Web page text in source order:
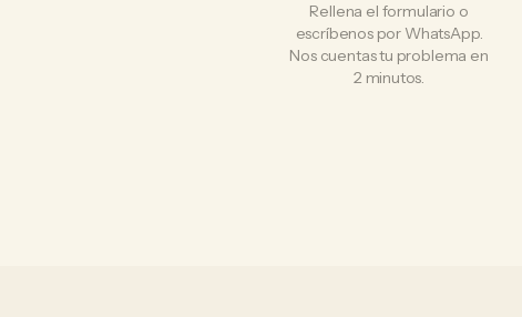
Rellena el formulario o
escríbenos por WhatsApp.
Nos cuentas tu problema en
2 minutos.